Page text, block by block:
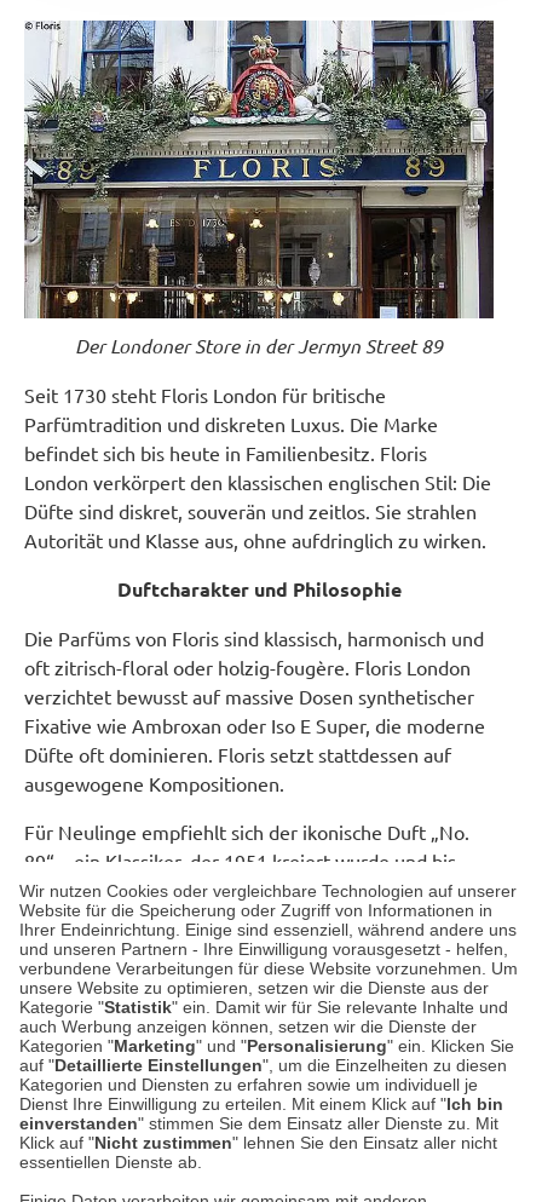
Wir nutzen Cookies oder vergleichbare Technologien auf unserer
Website für die Speicherung oder Zugriff von Informationen in
Ihrer Endeinrichtung. Einige sind essenziell, während andere uns
und unseren Partnern - Ihre Einwilligung vorausgesetzt - helfen,
verbundene Verarbeitungen für diese Website vorzunehmen. Um
unsere Website zu optimieren, setzen wir die Dienste aus der
Kategorie "Statistik" ein. Damit wir für Sie relevante Inhalte und
auch Werbung anzeigen können, setzen wir die Dienste der
Kategorien "Marketing" und "Personalisierung" ein. Klicken Sie
auf "Detaillierte Einstellungen", um die Einzelheiten zu diesen
Kategorien und Diensten zu erfahren sowie um individuell je
Dienst Ihre Einwilligung zu erteilen. Mit einem Klick auf "Ich bin
einverstanden" stimmen Sie dem Einsatz aller Dienste zu. Mit
Klick auf "Nicht zustimmen" lehnen Sie den Einsatz aller nicht
essentiellen Dienste ab.
Der Londoner Store in der Jermyn Street 89
Seit 1730 steht Floris London für britische
Parfümtradition und diskreten Luxus. Die Marke
befindet sich bis heute in Familienbesitz. Floris
London verkörpert den klassischen englischen Stil: Die
Düfte sind diskret, souverän und zeitlos. Sie strahlen
Autorität und Klasse aus, ohne aufdringlich zu wirken.
Duftcharakter und Philosophie
Die Parfüms von Floris sind klassisch, harmonisch und
oft zitrisch-floral oder holzig-fougère. Floris London
verzichtet bewusst auf massive Dosen synthetischer
Fixative wie Ambroxan oder Iso E Super, die moderne
Düfte oft dominieren. Floris setzt stattdessen auf
ausgewogene Kompositionen.
Für Neulinge empfiehlt sich der ikonische Duft „No.
89“ – ein Klassiker, der 1951 kreiert wurde und bis
heute für britische Eleganz steht. Wer grünere,
erdigere Noten bevorzugt, findet mit “Elite” einen
perfekten Einstieg in die Welt von Floris London.
Düfte von Floris in unserem Shop